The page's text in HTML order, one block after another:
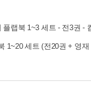
랩북 1~3 세트 - 전3권
1~20 세트 (전20권 + 영재